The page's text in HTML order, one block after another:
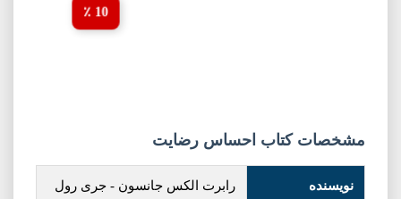
10 ٪
مشخصات کتاب احساس رضایت
نویسنده رابرت الکس جانسون - جری رول